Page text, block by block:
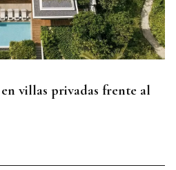
villas privadas frente al